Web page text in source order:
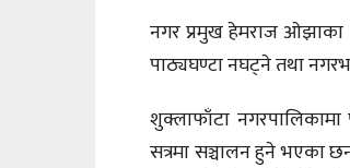
नगर प्रमुख हेमराज ओझाका
पाठ्यघण्टा नघट्ने तथा
शुक्लाफाँटा
सत्रमा सञ्चालन हुने भएका